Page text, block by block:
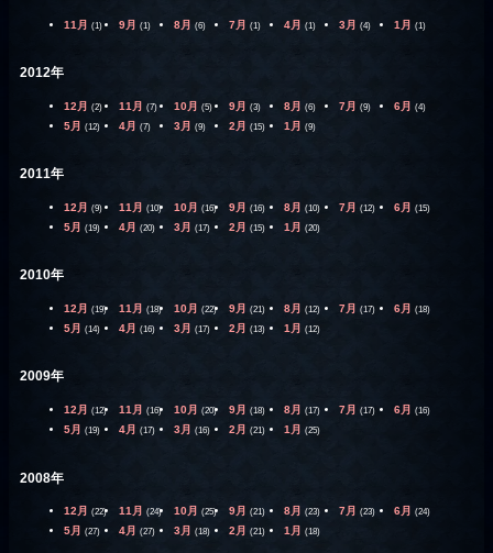
11月 (1) 9月 (1) 8月 (6) 7月 (1) 4月 (1) 3月 (4) 1月 (1)
2012年
12月 (2) 11月 (7) 10月 (5) 9月 (3) 8月 (6) 7月 (9) 6月 (4)
5月 (12) 4月 (7) 3月 (9) 2月 (15) 1月 (9)
2011年
12月 (9) 11月 (10) 10月 (16) 9月 (16) 8月 (10) 7月 (12) 6月 (15)
5月 (19) 4月 (20) 3月 (17) 2月 (15) 1月 (20)
2010年
12月 (19) 11月 (18) 10月 (22) 9月 (21) 8月 (12) 7月 (17) 6月 (18)
5月 (14) 4月 (16) 3月 (17) 2月 (13) 1月 (12)
2009年
12月 (12) 11月 (16) 10月 (20) 9月 (18) 8月 (17) 7月 (17) 6月 (16)
5月 (19) 4月 (17) 3月 (16) 2月 (21) 1月 (25)
2008年
12月 (22) 11月 (24) 10月 (25) 9月 (21) 8月 (23) 7月 (23) 6月 (24)
5月 (27) 4月 (27) 3月 (18) 2月 (21) 1月 (18)